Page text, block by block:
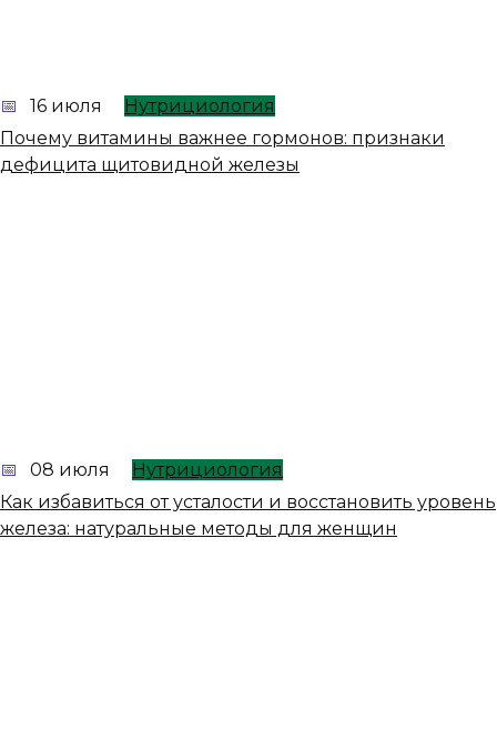
16 июля
Нутрициология
Почему витамины важнее гормонов: признаки
дефицита щитовидной железы
08 июля
Нутрициология
Как избавиться от усталости и восстановить уровень
железа: натуральные методы для женщин